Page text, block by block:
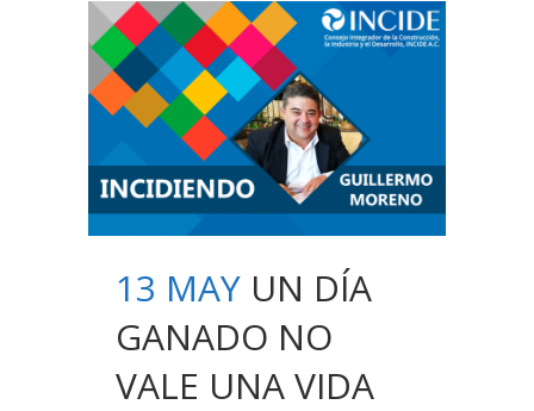
13 MAY UN DÍA
GANADO NO
VALE UNA VIDA